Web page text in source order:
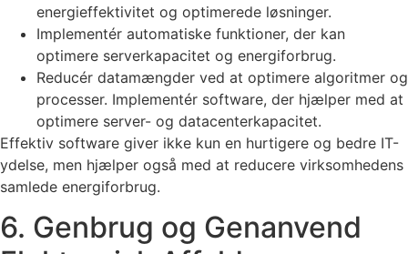
energieffektivitet og optimerede løsninger.
Implementér automatiske funktioner, der kan
optimere serverkapacitet og energiforbrug.
Reducér datamængder ved at optimere algoritmer og
processer. Implementér software, der hjælper med at
optimere server- og datacenterkapacitet.
Effektiv software giver ikke kun en hurtigere og bedre IT-
ydelse, men hjælper også med at reducere virksomhedens
samlede energiforbrug.
6. Genbrug og Genanvend